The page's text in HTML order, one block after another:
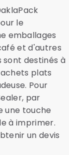
le
emballages
et d'autres
sont destinés à
plats
Pour
par
une touche
à imprimer.
un devis